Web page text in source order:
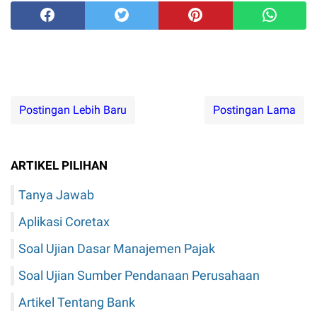
Postingan Lebih Baru Postingan Lama
ARTIKEL PILIHAN
Tanya Jawab
Aplikasi Coretax
Soal Ujian Dasar Manajemen Pajak
Soal Ujian Sumber Pendanaan Perusahaan
Artikel Tentang Bank